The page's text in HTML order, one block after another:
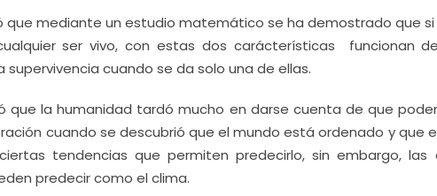
que mediante un estudio matemático se ha demostrado que si
ser vivo, con estas dos carácterísticas funcionan
cuando se da solo una de ellas.
que la humanidad tardó mucho en darse cuenta de que
cuando se descubrió que el mundo está ordenado y que
tendencias que permiten predecirlo, sin embargo, las
predecir como el clima.